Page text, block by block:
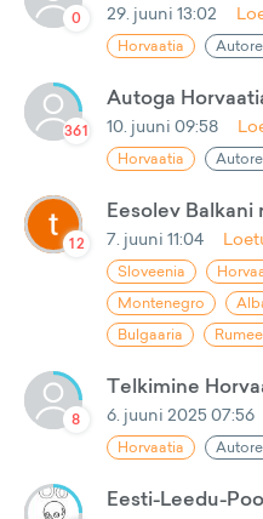
0 29. juuni 13:02
Horvaatia
361
Autoga
10. juuni 09:58
Horvaatia
12
Eesolev Balkani
7. juuni 11:04
Sloveenia
Montenegro
Bulgaaria
8
Telkimine
6. juuni 2025 07:56
Horvaatia
Eesti-Leedu-